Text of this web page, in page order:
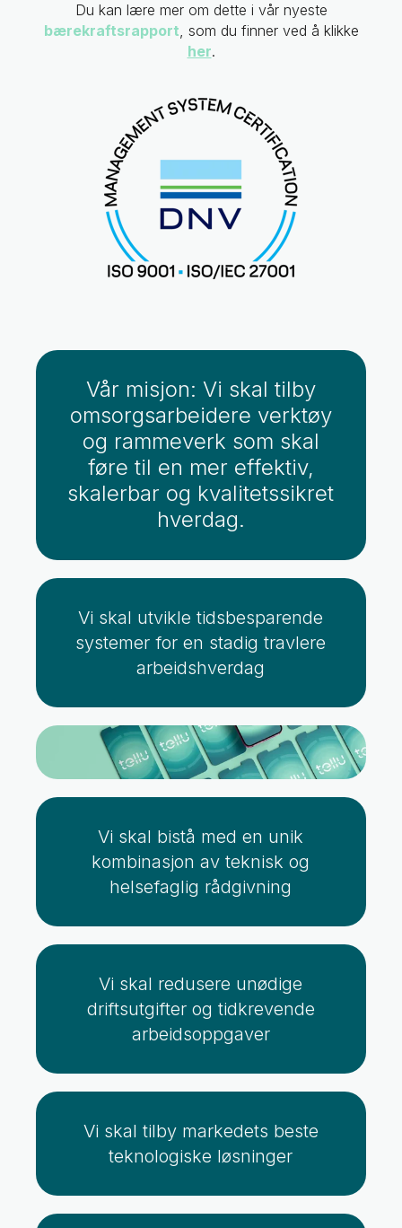
Du kan lære mer om dette i vår nyeste
bærekraftsrapport, som du finner ved å klikke
her.
Vår misjon: Vi skal tilby
omsorgsarbeidere verktøy
og rammeverk som skal
føre til en mer effektiv,
skalerbar og kvalitetssikret
hverdag.
Vi skal utvikle tidsbesparende
systemer for en stadig travlere
arbeidshverdag
Vi skal bistå med en unik
kombinasjon av teknisk og
helsefaglig rådgivning
Vi skal redusere unødige
driftsutgifter og tidkrevende
arbeidsoppgaver
Vi skal tilby markedets beste
teknologiske løsninger